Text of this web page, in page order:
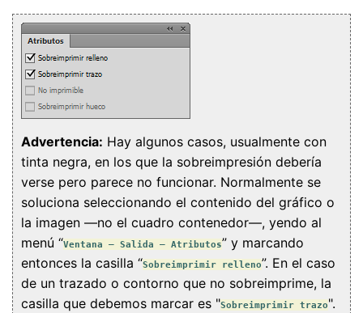
Advertencia: Hay algunos casos, usualmente con
tinta negra, en los que la sobreimpresión debería
verse pero parece no funcionar. Normalmente se
soluciona seleccionando el contenido del gráfico o
la imagen —no el cuadro contenedor—, yendo al
menú “Ventana – Salida – Atributos” y marcando
entonces la casilla “Sobreimprimir relleno”. En el caso
de un trazado o contorno que no sobreimprime, la
casilla que debemos marcar es "Sobreimprimir trazo".